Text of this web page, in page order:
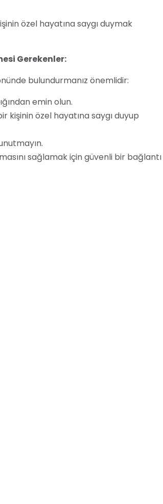
özel hayatına saygı duymak
Gerekenler:
bulundurmanız önemlidir:
emin olun.
kişinin özel hayatına saygı duyup
sağlamak için güvenli bir bağlantı